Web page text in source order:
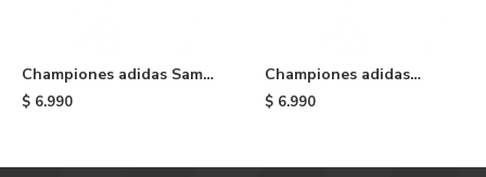
Championes adidas Samba
OG - White
$ 6.990
Championes adidas
Gazelle ADV - Brown
$ 6.990